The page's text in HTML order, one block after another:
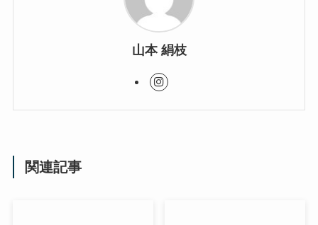
山本 絹枝
関連記事